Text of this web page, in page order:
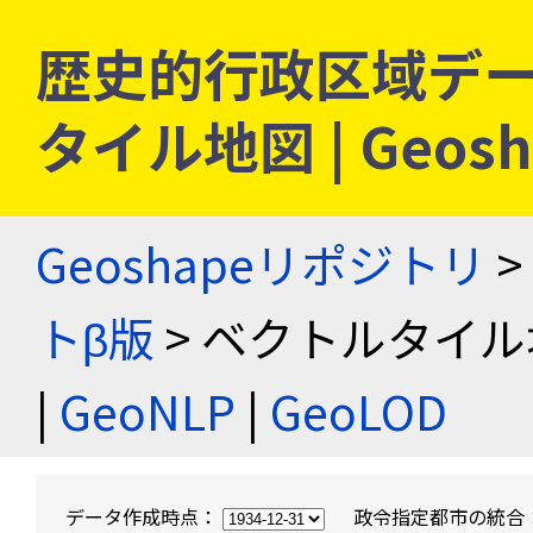
歴史的行政区域デ
タイル地図 |
Geoshapeリポジトリ >
トβ版 > ベクトルタイ
| GeoNLP | GeoLOD
データ作成時点： 政令指定都市の統